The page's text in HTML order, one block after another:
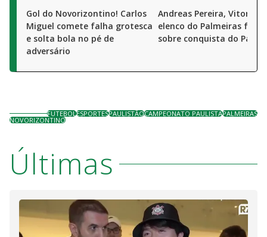
Gol do Novorizontino! Carlos
Miguel comete falha grotesca
e solta bola no pé de
adversário
Andreas Pereira, Vitor
elenco do Palmeiras
sobre conquista do
FUTEBOLESPORTESPAULISTÃOCAMPEONATO PAULISTAPALMEIRAS
NOVORIZONTINO
Últimas